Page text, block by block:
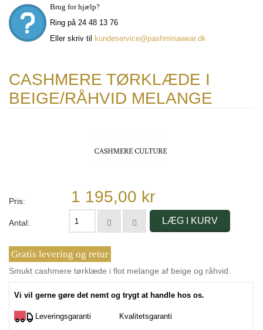
Brug for hjælp?
Ring på 24 48 13 76
Eller skriv til
kundeservice@pashminawear.dk
CASHMERE TØRKLÆDE I
BEIGE/RÅHVID MELANGE
Pris: 1 195,00 kr
Antal: LÆG I KURV
Gratis levering og retur
Smukt cashmere tørklæde i flot melange af beige og råhvid.
Vi vil gerne gøre det nemt og trygt at handle hos os.
Leveringsgaranti Kvalitetsgaranti